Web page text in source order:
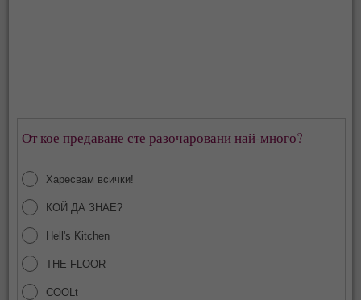
От кое предаване сте разочаровани най-много?
Харесвам всички!
КОЙ ДА ЗНАЕ?
Hell's Kitchen
THE FLOOR
COOLt